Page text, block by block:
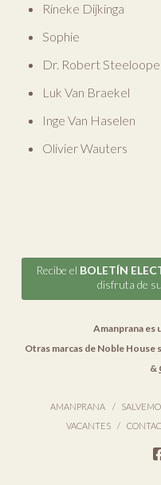
Rineke Dijkinga
Sophie
Dr. Robert
Luk Van Braekel
Inge Van Haselen
Olivier Wauters
Recibe el BOLETÍN
disfruta de
Amanprana es
Otras marcas de Noble House
&
AMANPRANA
VACANTES